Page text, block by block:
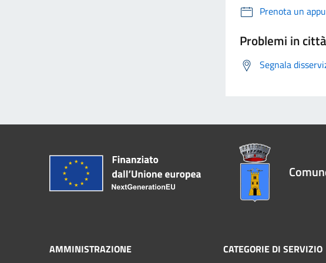
Prenota un
Problemi in città
Segnala
AMMINISTRAZIONE CATEGORIE DI SERVIZIO